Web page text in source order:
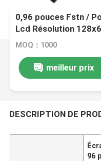
0,96 pouces Fstn /
Lcd Résolution
MOQ：1000
meilleur prix
DESCRIPTION DE
96